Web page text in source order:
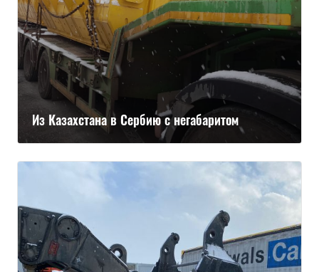
Из Казахстана в Сербию с негабаритом